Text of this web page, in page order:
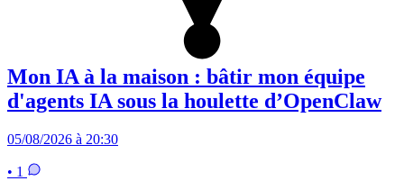
Mon IA à la maison : bâtir mon équipe
d'agents IA sous la houlette d’OpenClaw
05/08/2026 à 20:30
• 1